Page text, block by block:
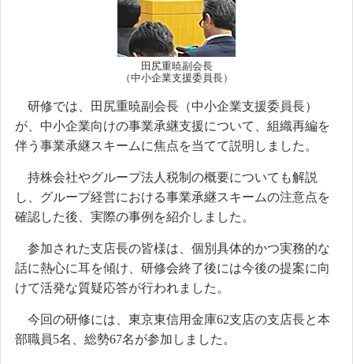
田尻重暁副会長
（中小企業支援委員長）
研修では、田尻重暁副会長（中小企業支援委員長）
が、中小企業向けの事業承継支援について、組織再編を
伴う事業承継スキームに焦点を当てて説明しました。
持株会社やグループ法人税制の概要についても解説
し、グループ経営における事業承継スキームの注意点を
確認した後、実際の事例を紹介しました。
参加された支店長の皆様は、個別具体的かつ実務的な
話に熱心に耳を傾け、研修会終了後には今後の提案に向
けて活発な質疑応答が行われました。
今回の研修には、東京東信用金庫62支店の支店長と本
部職員5名、総勢67名が参加しました。